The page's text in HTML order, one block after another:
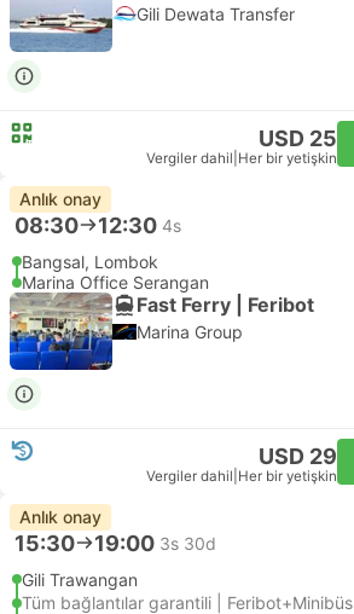
Gili Dewata Transfer
USD 25
Vergiler dahil Her bir yetişkin
Anlık onay
08:30 12:30 4s
Bangsal, Lombok
Marina Office Serangan
Fast Ferry | Feribot
Marina Group
USD 29
Vergiler dahil Her bir yetişkin
Anlık onay
15:30 19:00 3s 30d
Gili Trawangan
Tüm bağlantılar garantili | Feribot+Minibüs